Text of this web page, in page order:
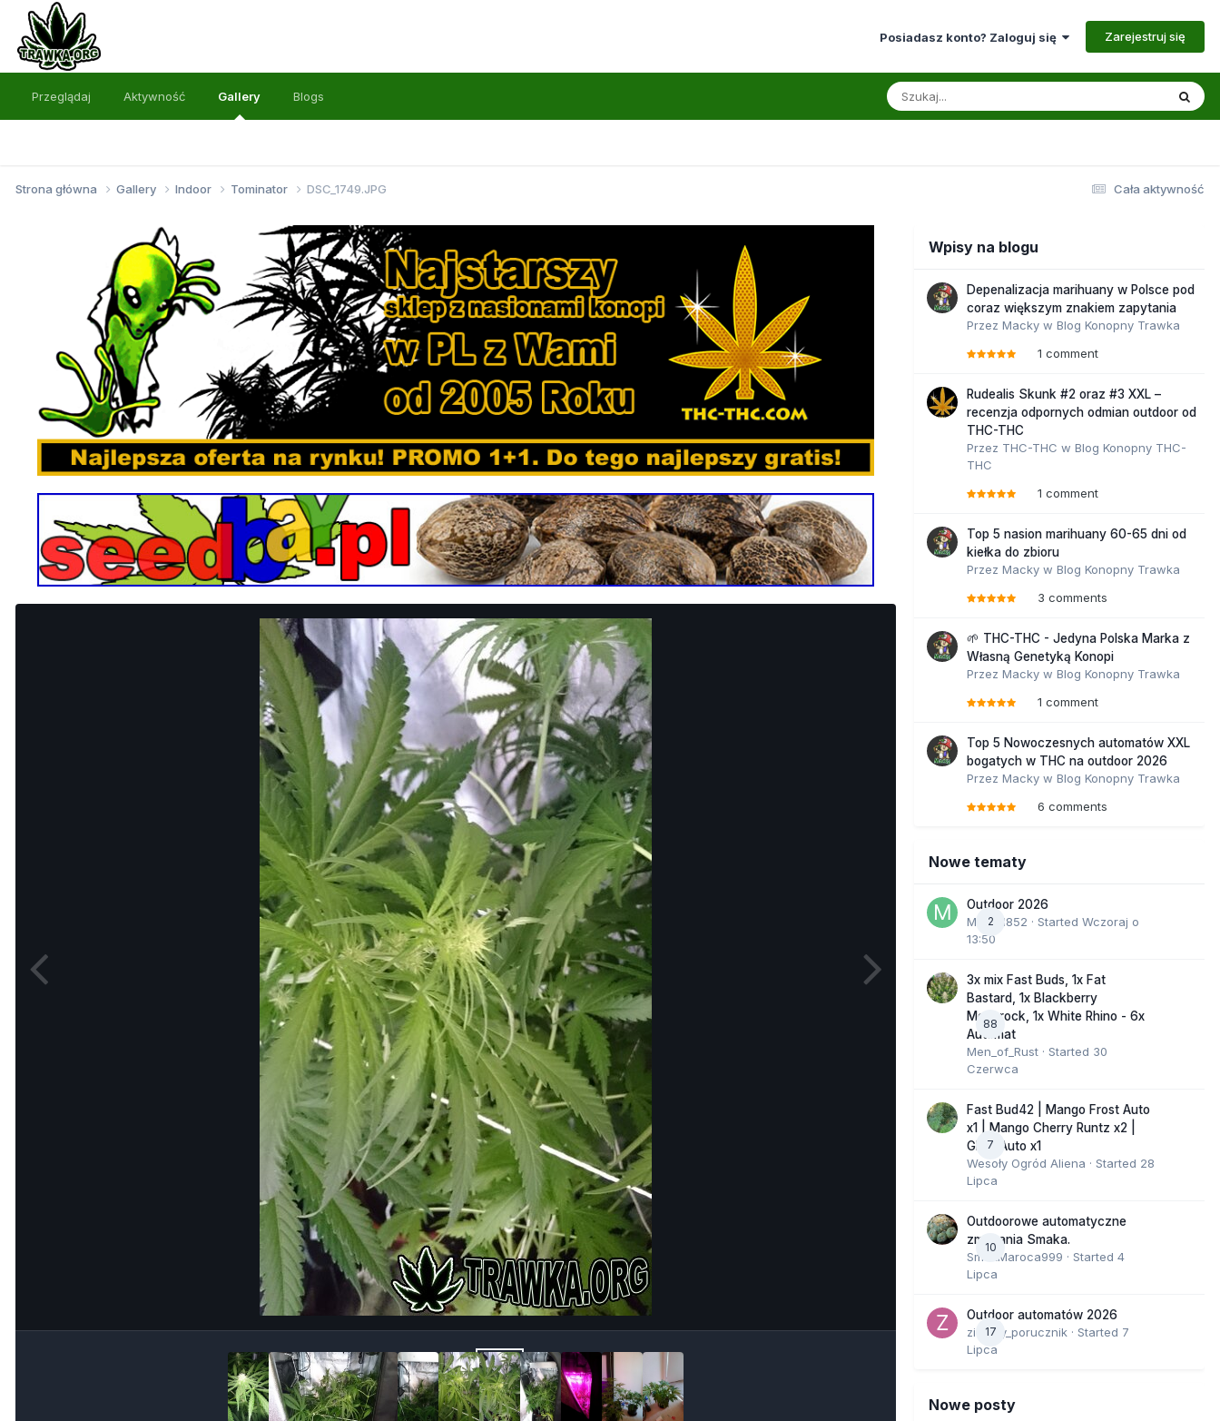
Posiadasz konto? Zaloguj się Zarejestruj się
Przeglądaj Aktywność Gallery Blogs
Cała aktywność
Strona główna Gallery Indoor Tominator DSC_1749.JPG
Wpisy na blogu
Depenalizacja marihuany w Polsce pod
coraz większym znakiem zapytania
Przez Macky w Blog Konopny Trawka
1 comment
Rudealis Skunk #2 oraz #3 XXL –
recenzja odpornych odmian outdoor od
THC-THC
Przez THC-THC w Blog Konopny THC-
THC
1 comment
Top 5 nasion marihuany 60-65 dni od
kiełka do zbioru
Przez Macky w Blog Konopny Trawka
3 comments
🌱 THC-THC - Jedyna Polska Marka z
Własną Genetyką Konopi
Przez Macky w Blog Konopny Trawka
1 comment
Top 5 Nowoczesnych automatów XXL
bogatych w THC na outdoor 2026
Przez Macky w Blog Konopny Trawka
6 comments
Nowe tematy
2
Outdoor 2026
Marcel852 · Started Wczoraj o
13:50
88
3x mix Fast Buds, 1x Fat
Bastard, 1x Blackberry
Moonrock, 1x White Rhino - 6x
Automat
Men_of_Rust · Started 30
Czerwca
7
Fast Bud42 | Mango Frost Auto
x1 | Mango Cherry Runtz x2 |
GMO Auto x1
Wesoły Ogród Aliena · Started 28
Lipca
10
Outdoorowe automatyczne
zmagania Smaka.
SmakMaroca999 · Started 4
Lipca
17
Outdoor automatów 2026
zielony_porucznik · Started 7
Lipca
Nowe posty